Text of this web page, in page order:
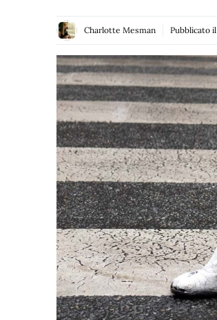
Charlotte Mesman Pubblicato il